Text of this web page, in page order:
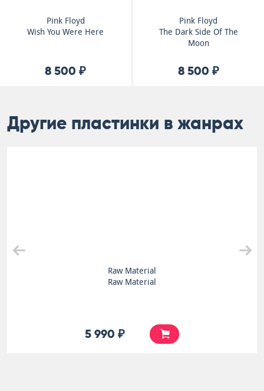
Pink Floyd
Wish You Were Here
8 500 ₽
Pink Floyd
The Dark Side Of The
Moon
8 500 ₽
Другие пластинки в жанрах
Raw Material
Raw Material
5 990 ₽